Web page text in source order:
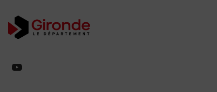
https://www.youtube.com/